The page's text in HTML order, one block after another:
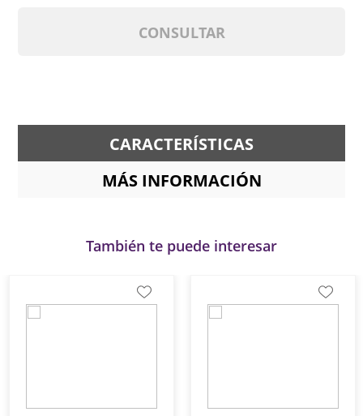
CONSULTAR
CARACTERÍSTICAS
MÁS INFORMACIÓN
También te puede interesar